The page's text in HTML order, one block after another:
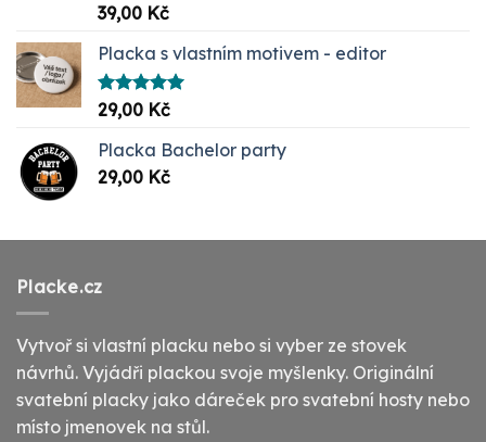
Hodnocení
5.00
39,00 Kč
Placka s vlastním motivem - editor
Hodnocení
5.00
29,00 Kč
Placka Bachelor party
29,00 Kč
Placke.cz
Vytvoř si vlastní placku nebo si vyber ze stovek
návrhů. Vyjádři plackou svoje myšlenky. Originální
svatební placky jako dáreček pro svatební hosty nebo
místo jmenovek na stůl.